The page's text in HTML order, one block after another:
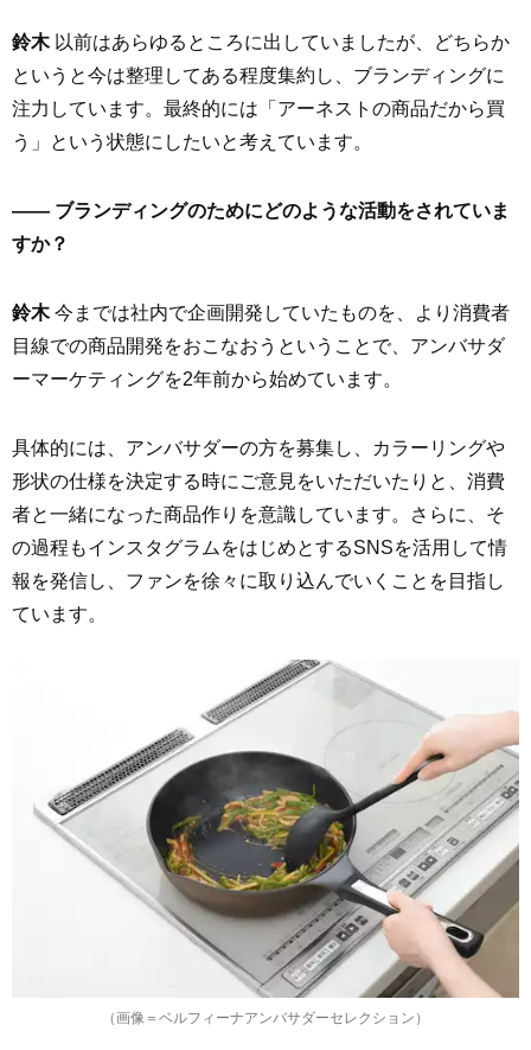
鈴木以前はあらゆるところに出していましたが、どちらか
というと今は整理してある程度集約し、ブランディングに
注力しています。最終的には「アーネストの商品だから買
う」という状態にしたいと考えています。
—— ブランディングのためにどのような活動をされていま
すか？
鈴木今までは社内で企画開発していたものを、より消費者
目線での商品開発をおこなおうということで、アンバサダ
ーマーケティングを2年前から始めています。
具体的には、アンバサダーの方を募集し、カラーリングや
形状の仕様を決定する時にご意見をいただいたりと、消費
者と一緒になった商品作りを意識しています。さらに、そ
の過程もインスタグラムをはじめとするSNSを活用して情
報を発信し、ファンを徐々に取り込んでいくことを目指し
ています。
（画像＝ベルフィーナアンバサダーセレクション）